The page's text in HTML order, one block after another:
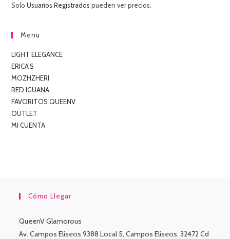
SoloUsuarios Registrados pueden ver precios.
Menu
LIGHT ELEGANCE
ERICA’S
MOZHZHERI
RED IGUANA
FAVORITOS QUEENV
OUTLET
MI CUENTA
Cómo Llegar
QueenV Glamorous
Av. Campos Eliseos 9388 Local 5, Campos Elíseos, 32472 Cd